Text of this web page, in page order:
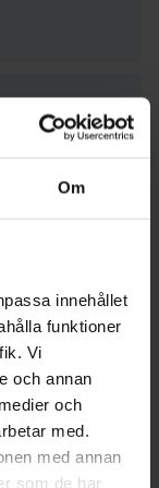
Om
innehållet
funktioner
Vi
och annan
och
med.
med annan
som de har
0 kg
1000 kg